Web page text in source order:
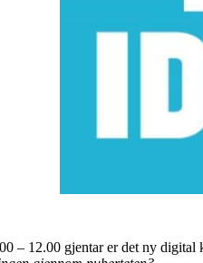
– 12.00 gjentar er det ny